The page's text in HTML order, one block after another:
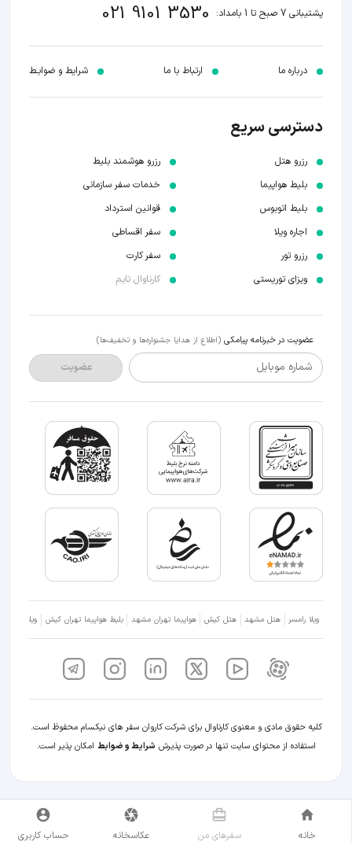
پشتیبانی 7 صبح تا 1 بامداد: 021 9101 3530
درباره ما ارتباط با ما شرایط و ضوابـط
دسترسی سریع
رزرو هتل
بلیط هواپیما
بلیط اتوبوس
اجاره ویلا
رزرو تور
ویزای توریستی
رزرو هوشمند بلیط
خدمات سفر سازمانی
قوانین استرداد
سفر اقساطی
سفر کارت
کارناوال تایم
عضویت در خبرنامه پیامکی (اطلاع از هدایا جشنواره‌ها و تخفیف‌ها)
شماره موبایل عضویت
ویلا رامسر هتل مشهد هتل کیش هواپیما تهران مشهد بلیط هواپیما تهران کیش ویلا شمال
کلیه حقوق مادی و معنوی کارناوال برای شرکت کاروان سفر های نیکسام محفوظ است.
استفاده از محتوای سایت تنها در صورت پذیرش شرایط و ضوابط امکان پذیر است.
خانه سفر‌های من عکاسخانه حساب کاربری